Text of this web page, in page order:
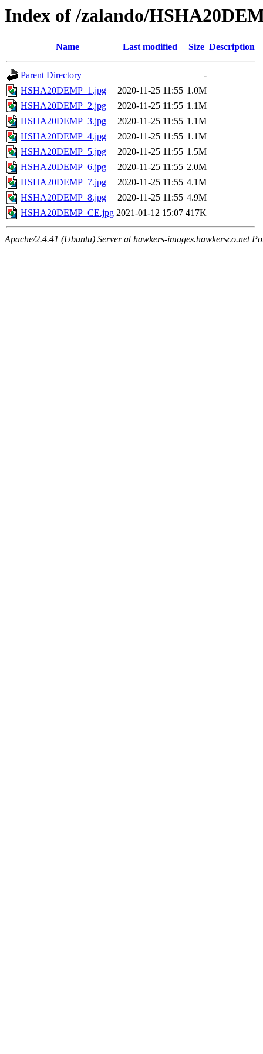
Index of /zalando/
Name Last modified Size Description
Parent Directory
-
HSHA20DEMP_1.jpg
2020-11-25 11:55 1.0M
HSHA20DEMP_2.jpg
2020-11-25 11:55 1.1M
HSHA20DEMP_3.jpg
2020-11-25 11:55 1.1M
HSHA20DEMP_4.jpg
2020-11-25 11:55 1.1M
HSHA20DEMP_5.jpg
2020-11-25 11:55 1.5M
HSHA20DEMP_6.jpg
2020-11-25 11:55 2.0M
HSHA20DEMP_7.jpg
2020-11-25 11:55 4.1M
HSHA20DEMP_8.jpg
2020-11-25 11:55 4.9M
HSHA20DEMP_CE.jpg 2021-01-12 15:07 417K
Apache/2.4.41 (Ubuntu) Server at hawkers-images.hawkersco.net